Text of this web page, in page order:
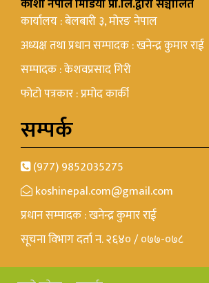
कोशी नेपाल मिडिया प्रा.लि.द्वारा सञ्चालित
कार्यालय : बेलबारी ३, मोरङ नेपाल
अध्यक्ष तथा प्रधान सम्पादक : खनेन्द्र कुमार राई
सम्पादक : केशवप्रसाद गिरी
फोटो पत्रकार : प्रमोद कार्की
सम्पर्क
(977) 9852035275
koshinepal.com@gmail.com
प्रधान सम्पादक : खनेन्द्र कुमार राई
सूचना विभाग दर्ता न. २६४० / ०७७-०७८